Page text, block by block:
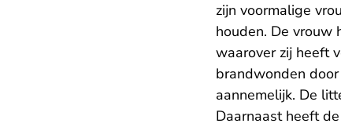
zijn voormalige
houden. De vrouw
waarover zij heeft
brandwonden
aannemelijk. De
Daarnaast heeft